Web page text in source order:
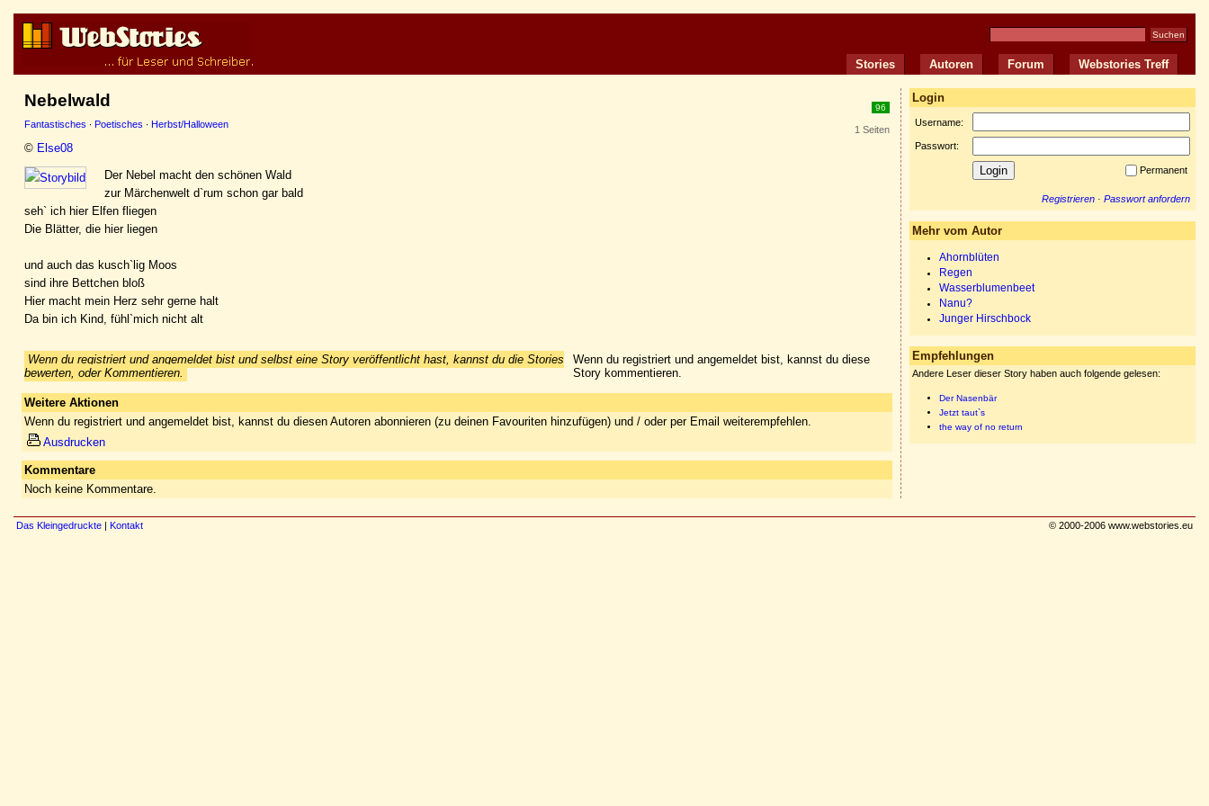
Stories Autoren Forum Webstories Treff
96
1 Seiten
Nebelwald
Fantastisches · Poetisches · Herbst/Halloween
© Else08
Der Nebel macht den schönen Wald
zur Märchenwelt d`rum schon gar bald
seh` ich hier Elfen fliegen
Die Blätter, die hier liegen
und auch das kusch`lig Moos
sind ihre Bettchen bloß
Hier macht mein Herz sehr gerne halt
Da bin ich Kind, fühl`mich nicht alt
Wenn du registriert und angemeldet bist und selbst eine Story veröffentlicht hast, kannst du die Stories
bewerten, oder Kommentieren.
Wenn du registriert und angemeldet bist, kannst du diese
Story kommentieren.
Weitere Aktionen
Wenn du registriert und angemeldet bist, kannst du diesen Autoren abonnieren (zu deinen Favouriten hinzufügen) und / oder per Email weiterempfehlen.
Ausdrucken
Kommentare
Noch keine Kommentare.
Login
Username:
Passwort:
Permanent
Registrieren · Passwort anfordern
Mehr vom Autor
Ahornblüten
Regen
Wasserblumenbeet
Nanu?
Junger Hirschbock
Empfehlungen
Andere Leser dieser Story haben auch folgende gelesen:
Der Nasenbär
Jetzt taut`s
the way of no return
Das Kleingedruckte | Kontakt © 2000-2006 www.webstories.eu